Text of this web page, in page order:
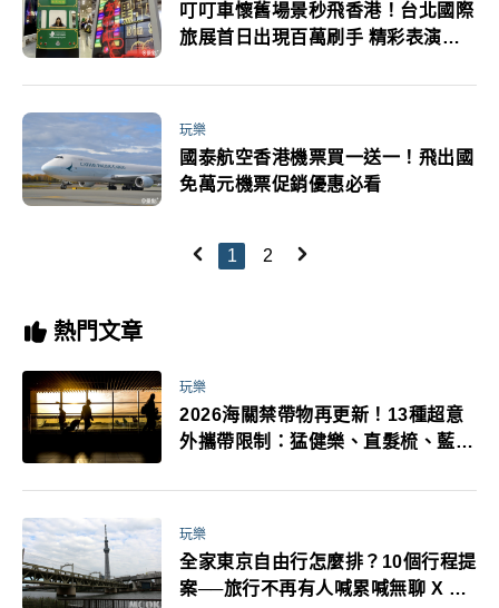
叮叮車懷舊場景秒飛香港！台北國際
旅展首日出現百萬刷手 精彩表演
玩樂
國泰航空香港機票買一送一！飛出國
免萬元機票促銷優惠必看
1 2
熱門文章
玩樂
2026海關禁帶物再更新！13種超意
外攜帶限制：猛健樂、直髮梳、藍牙
萬！注意事項一次看！
玩樂
全家東京自由行怎麼排？10個行程提
案──旅行不再有人喊累喊無聊 X 爸